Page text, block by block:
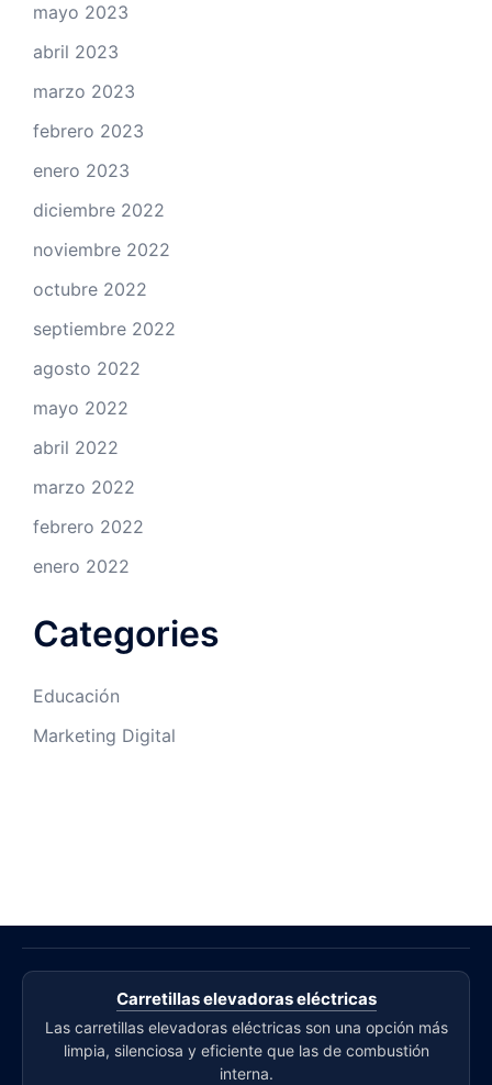
mayo 2023
abril 2023
marzo 2023
febrero 2023
enero 2023
diciembre 2022
noviembre 2022
octubre 2022
septiembre 2022
agosto 2022
mayo 2022
abril 2022
marzo 2022
febrero 2022
enero 2022
Categories
Educación
Marketing Digital
Carretillas elevadoras eléctricas
Las carretillas elevadoras eléctricas son una opción más
limpia, silenciosa y eficiente que las de combustión
interna.